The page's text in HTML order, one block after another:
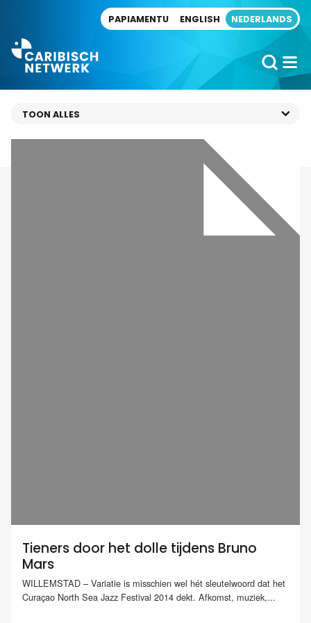
PAPIAMENTU ENGLISH NEDERLANDS
Tieners door het dolle tijdens Bruno
Mars
WILLEMSTAD – Variatie is misschien wel hét sleutelwoord dat het
Curaçao North Sea Jazz Festival 2014 dekt. Afkomst, muziek,...